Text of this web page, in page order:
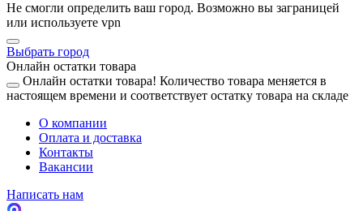
Не смогли определить ваш город. Возможно вы заграницей
или используете vpn
Выбрать город
Онлайн остатки товара
Онлайн остатки товара! Количество товара меняется в
настоящем времени и соответствует остатку товара на складе
О компании
Оплата и доставка
Контакты
Вакансии
Написать нам